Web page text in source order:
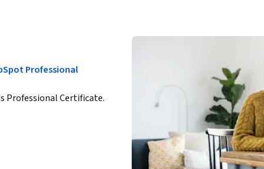
Professional
Professional Certificate.